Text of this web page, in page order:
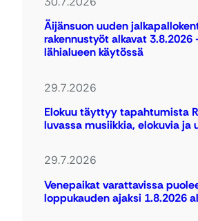
Äijänsuon uuden
rakennustyöt alkavat
lähialueen käytössä
29.7.2026
Elokuu täyttyy tapahtumista
luvassa musiikkia, elokuvia ja
29.7.2026
Venepaikat varattavissa
loppukauden ajaksi 1.8.2026